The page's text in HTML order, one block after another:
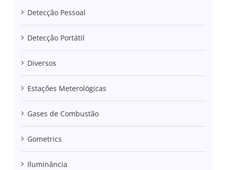
Detecção Pessoal
Detecção Portátil
Diversos
Estações Meterológicas
Gases de Combustão
Gometrics
Iluminância